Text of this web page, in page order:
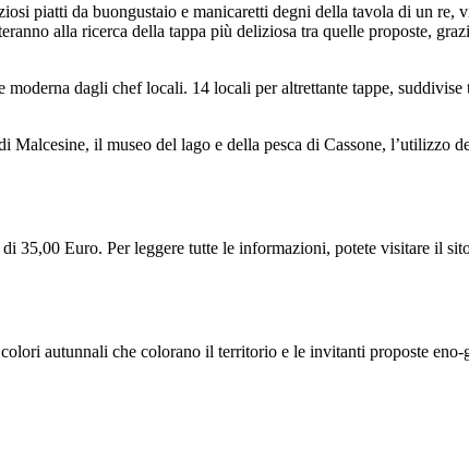
piatti da buongustaio e manicaretti degni della tavola di un re,
alla ricerca della tappa più deliziosa tra quelle proposte,
dagli chef locali. 14 locali per altrettante tappe,
il museo del lago e della pesca di Cassone, l’utilizzo
35,00 Euro. Per leggere tutte le informazioni, potete visitare il
autunnali che colorano il territorio e le invitanti proposte